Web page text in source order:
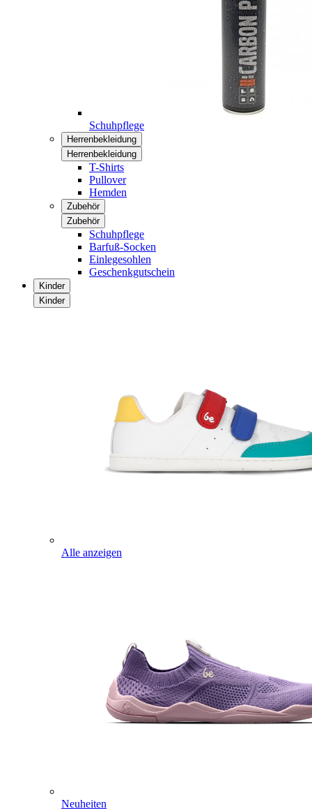
Schuhpflege
Herrenbekleidung
Herrenbekleidung
T-Shirts
Pullover
Hemden
Zubehör
Zubehör
Schuhpflege
Barfuß-Socken
Einlegesohlen
Geschenkgutschein
Kinder
Kinder
Alle anzeigen
Neuheiten